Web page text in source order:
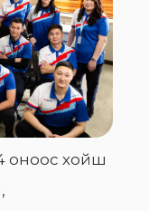
оноос хойш